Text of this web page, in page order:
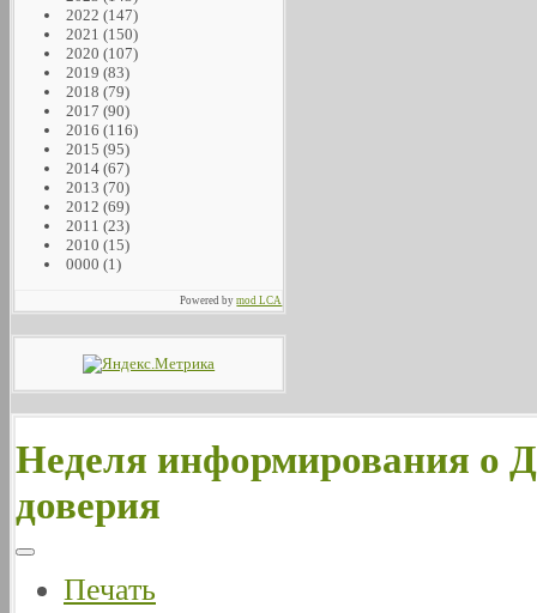
2022 (147)
2021 (150)
2020 (107)
2019 (83)
2018 (79)
2017 (90)
2016 (116)
2015 (95)
2014 (67)
2013 (70)
2012 (69)
2011 (23)
2010 (15)
0000 (1)
Powered bymod LCA
Неделя информирования о
доверия
Печать